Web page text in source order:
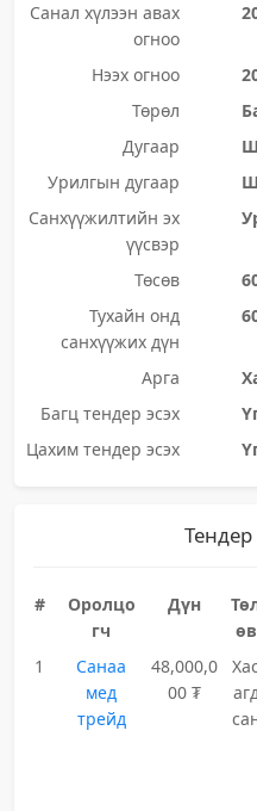
Санал хүлээн авах
огноо
Нээх огноо
Төрөл
Дугаар
Урилгын дугаар
Санхүүжилтийн эх
үүсвэр
Төсөв
Тухайн онд
санхүүжих дүн
Арга
Багц тендер эсэх
Цахим тендер эсэх
#
Оролцо
гч
Дүн
өв
1
Санаа
мед
трейд
48,000,0
00 ₮
Хас